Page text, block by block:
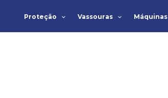
Proteção Vassouras Máquinas